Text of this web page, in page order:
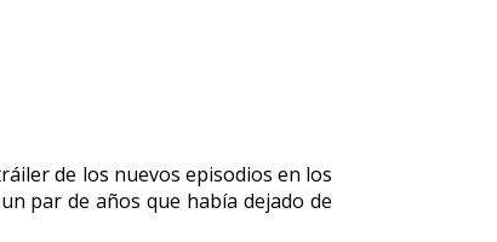
de los nuevos episodios en los
par de años que había dejado de